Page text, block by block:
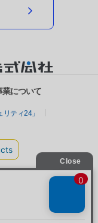
業について
ティ24」
ラエ）